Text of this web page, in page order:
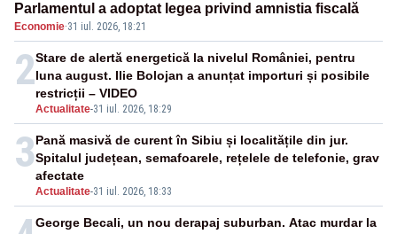
Parlamentul a adoptat legea privind amnistia fiscală
Economie·31 iul. 2026, 18:21
2
Actualitate-31 iul. 2026, 18:29
Stare de alertă energetică la nivelul României, pentru
luna august. Ilie Bolojan a anunțat importuri și posibile
restricții – VIDEO
3
Actualitate-31 iul. 2026, 18:33
Pană masivă de curent în Sibiu și localitățile din jur.
Spitalul județean, semafoarele, rețelele de telefonie, grav
afectate
George Becali, un nou derapaj suburban. Atac murdar la